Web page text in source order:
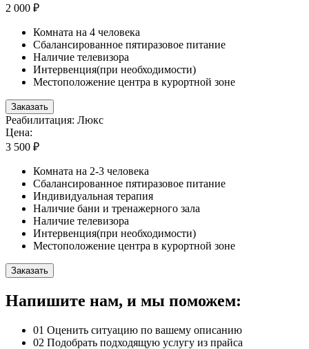
2 000 ₽
Комната на 4 человека
Сбалансированное пятиразовое питание
Наличие телевизора
Интервенция(при необходимости)
Местоположение центра в курортной зоне
Заказать
Реабилитация: Люкс
Цена:
3 500 ₽
Комната на 2-3 человека
Сбалансированное пятиразовое питание
Индивидуальная терапия
Наличие бани и тренажерного зала
Наличие телевизора
Интервенция(при необходимости)
Местоположение центра в курортной зоне
Заказать
Напишите нам, и мы поможем:
01 Оценить ситуацию по вашему описанию
02 Подобрать подходящую услугу из прайса